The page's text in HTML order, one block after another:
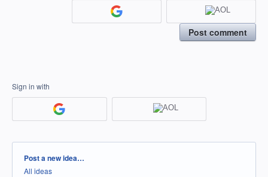
Post comment
Sign in with
Categories
Post a new idea…
All ideas